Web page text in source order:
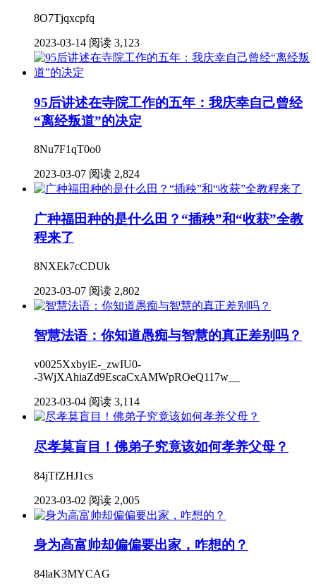
8O7Tjqxcpfq
2023-03-14 阅读 3,123
95后讲述在寺院工作的五年：我庆幸自己曾经
“离经叛道”的决定
8Nu7F1qT0o0
2023-03-07 阅读 2,824
广种福田种的是什么田？“插秧”和“收获”全教
程来了
8NXEk7cCDUk
2023-03-07 阅读 2,802
智慧法语：你知道愚痴与智慧的真正差别吗？
v0025XxbyiE-_zwIU0-
-3WjXAhiaZd9EscaCxAMWpROeQ117w__
2023-03-04 阅读 3,114
尽孝莫盲目！佛弟子究竟该如何孝养父母？
84jTfZHJ1cs
2023-03-02 阅读 2,005
身为高富帅却偏偏要出家，咋想的？
84laK3MYCAG